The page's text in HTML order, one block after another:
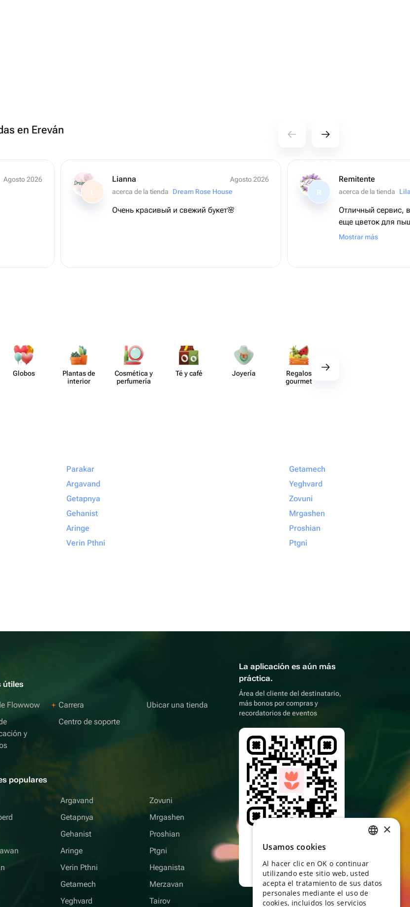
en Ereván
Agosto 2026
L
Lianna
Agosto 2026
acerca de la tienda
Dream Rose House
Очень красивый и свежий букет🌸
R
Remitente
acerca de la tienda
Отличный сервис,
еще цветок для
Рекомендую
Mostrar más
Globos
Plantas de
interior
Cosmética y
perf​umería
Té y café Joyería
Regalos
gourmet
Parakar
Argavand
Getapnya
Gehanist
Aringe
Verin Pthni
Getamech
Yeghvard
Zovuni
Mrgashen
Proshian
Ptgni
útiles
Flowwow
y
Carrera
Centro de soporte
Ubicar una tienda
populares
Argavand
Getapnya
Gehanist
Aringe
Verin Pthni
Getamech
Yeghvard
Zovuni
Mrgashen
Proshian
Ptgni
Heganista
Merzavan
Tairov
La aplicación es aún más
práctica.
Área del cliente del destinatario,
más bonos por compras y
recordatorios de eventos
descarga la
ENGLISH
UKRAINIAN
PORTUGUESE
×
Usamos cookies
Al hacer clic en OK o continuar
utilizando este sitio web, usted
acepta el tratamiento de sus datos
personales mediante el uso de
cookies, incluidos los servicios